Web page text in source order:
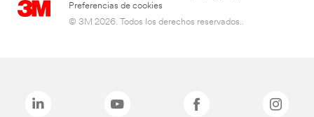
Preferencias de cookies
© 3M 2026. Todos los derechos reservados..